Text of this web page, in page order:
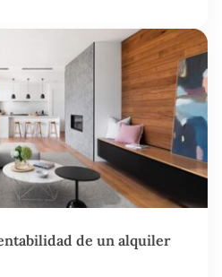
de un alquiler